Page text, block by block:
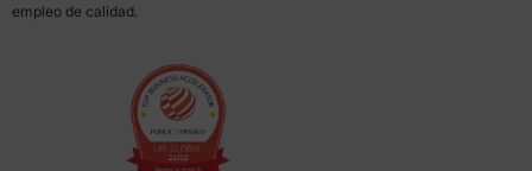
empleo de calidad.